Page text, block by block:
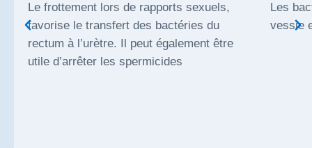
Le frottement lors de rapports sexuels,
favorise le transfert des bactéries du
rectum à l’urètre. Il peut également être
utile d’arrêter les spermicides
Les
vessie